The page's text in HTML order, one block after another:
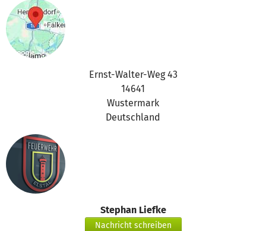
Ernst-Walter-Weg 43
14641
Wustermark
Deutschland
Stephan Liefke
Nachricht schreiben